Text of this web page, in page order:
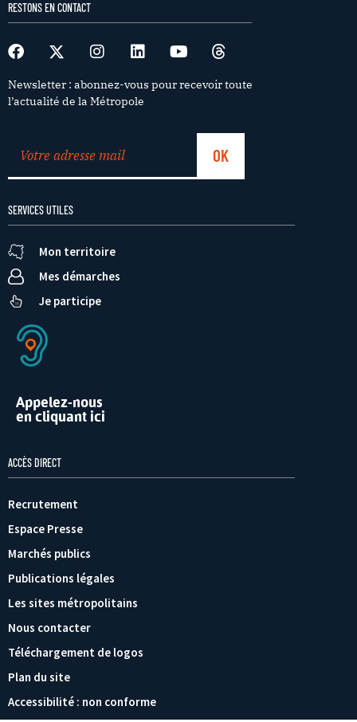
RESTONS EN CONTACT
Newsletter : abonnez-vous pour recevoir toute
l’actualité de la Métropole
SERVICES UTILES
Mon territoire
Mes démarches
Je participe
Appelez-nous
en cliquant ici
ACCÈS DIRECT
Recrutement
Espace Presse
Marchés publics
Publications légales
Les sites métropolitains
Nous contacter
Téléchargement de logos
Plan du site
Accessibilité : non conforme